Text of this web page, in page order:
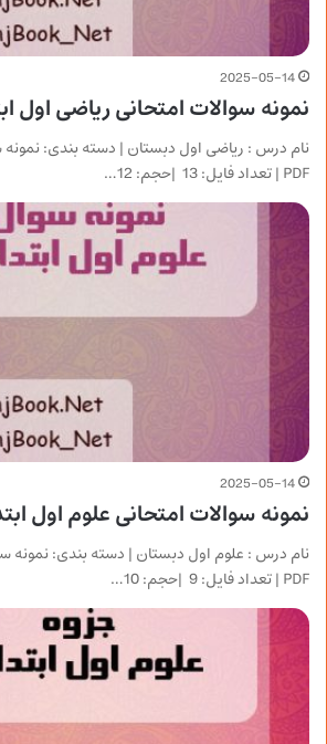
2025-05-14
نمونه سوالات امتحانی ریاضی اول
نام درس : ریاضی اول دبستان | دسته بندی: نمونه
PDF | تعداد فایل: 13 |حجم: 12…
2025-05-14
نمونه سوالات امتحانی علوم اول
نام درس : علوم اول دبستان | دسته بندی: نمونه
PDF | تعداد فایل: 9 |حجم: 10…